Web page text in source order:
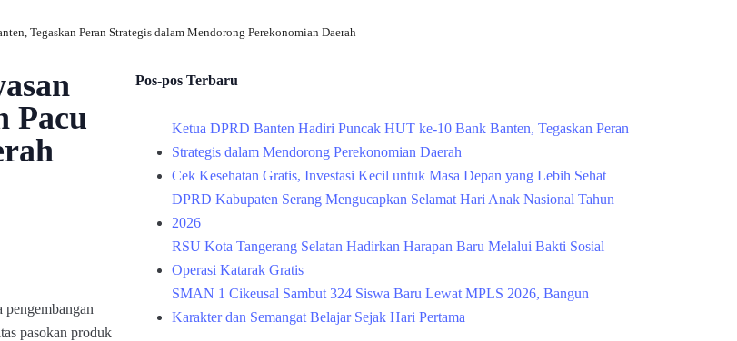
Tegaskan Peran Strategis dalam Mendorong Perekonomian Daerah
Pacu
pasokan produk
Pos-pos Terbaru
Ketua DPRD Banten Hadiri Puncak HUT ke-10 Bank Banten, Tegaskan Peran
Strategis dalam Mendorong Perekonomian Daerah
Cek Kesehatan Gratis, Investasi Kecil untuk Masa Depan yang Lebih Sehat
DPRD Kabupaten Serang Mengucapkan Selamat Hari Anak Nasional Tahun
2026
RSU Kota Tangerang Selatan Hadirkan Harapan Baru Melalui Bakti Sosial
Operasi Katarak Gratis
SMAN 1 Cikeusal Sambut 324 Siswa Baru Lewat MPLS 2026, Bangun
Karakter dan Semangat Belajar Sejak Hari Pertama